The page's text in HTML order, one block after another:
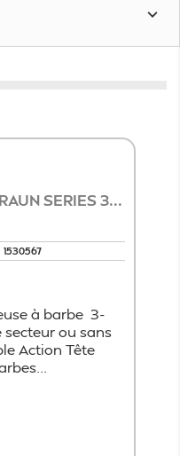

SERIES 3...
1530567
à barbe 3-
ou sans
Action Tête